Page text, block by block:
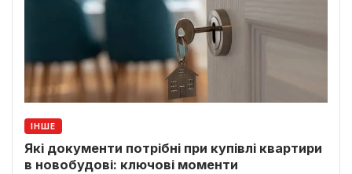
ІНШЕ
Які документи потрібні при купівлі квартири
в новобудові: ключові моменти